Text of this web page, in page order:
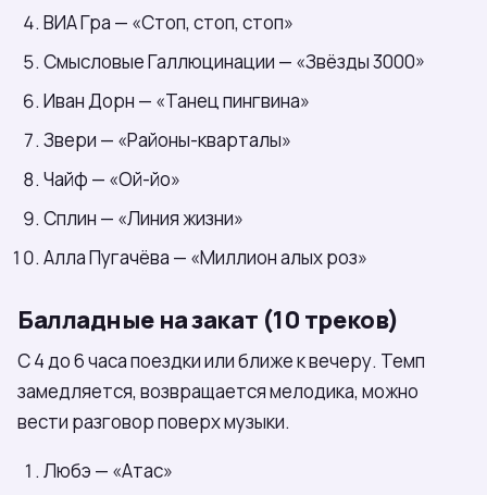
ВИА Гра — «Стоп, стоп, стоп»
Смысловые Галлюцинации — «Звёзды 3000»
Иван Дорн — «Танец пингвина»
Звери — «Районы-кварталы»
Чайф — «Ой-йо»
Сплин — «Линия жизни»
Алла Пугачёва — «Миллион алых роз»
Балладные на закат (10 треков)
С 4 до 6 часа поездки или ближе к вечеру. Темп
замедляется, возвращается мелодика, можно
вести разговор поверх музыки.
Любэ — «Атас»